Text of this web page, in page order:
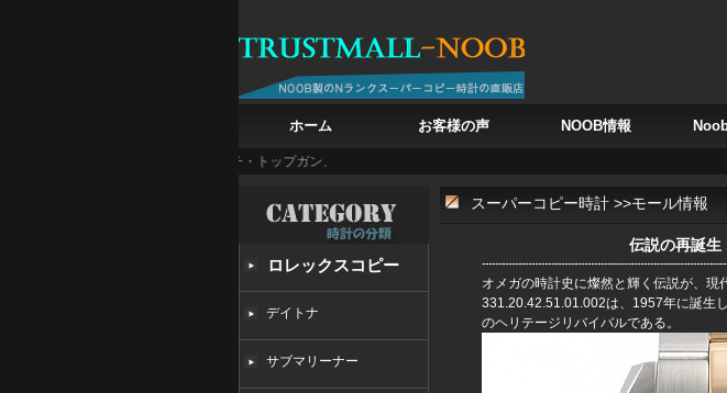
ホーム お客様の声 NOOB情報
ッグ・パイロット・ウォッチ・トップガン、戦闘機の鼓動を腕に 白亜の記憶を腕に フランク・ミュラー カサブランカ
ロレックスコピー
デイトナ
サブマリーナー
スーパーコピー時計 >>モール情報
伝説の再誕
オメガの時計史に燦然と輝く伝説が、
331.20.42.51.01.002は、1957年に誕生
のヘリテージリバイバルである。